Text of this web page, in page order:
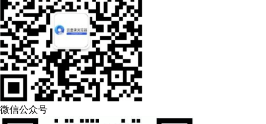
微信公众号